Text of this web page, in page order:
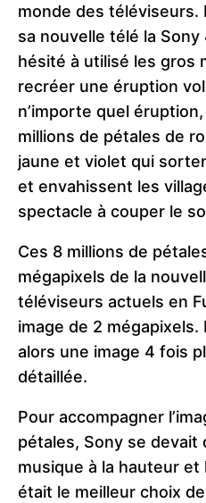
monde des téléviseurs.
sa nouvelle télé la Sony
hésité à utilisé les gros
recréer une éruption
n’importe quel
millions de pétales de
jaune et violet qui
et envahissent les
spectacle à couper le
Ces 8 millions de
mégapixels de la
téléviseurs actuels en
image de 2
alors une image 4 fois
détaillée.
Pour accompagner
pétales, Sony se devait
musique à la hauteur et
était le meilleur choix